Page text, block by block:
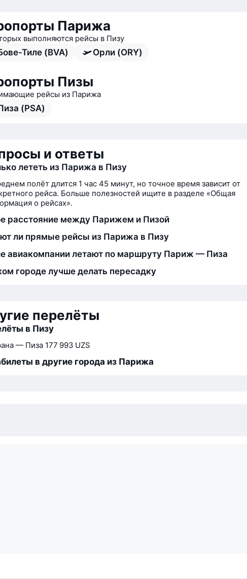
Парижа
выполняются рейсы в Пизу
Тиле (BVA) Орли (ORY)
Пизы
рейсы из Парижа
(PSA)
и ответы
лететь из Парижа в Пизу
полёт длится 1 час 45 минут, но точное время зависит от
рейса. Больше полезностей ищите в разделе «Общая
о рейсах».
расстояние между Парижем и Пизой
ли прямые рейсы из Парижа в Пизу
авиакомпании летают по маршруту Париж — Пиза
городе лучше делать пересадку
перелёты
в Пизу
— Пиза 177 993 UZS
в другие города из Парижа